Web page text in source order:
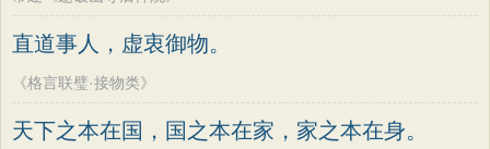
直道事人，虚衷御物。
《格言联璧·接物类》
天下之本在国，国之本在家，家之本在身。